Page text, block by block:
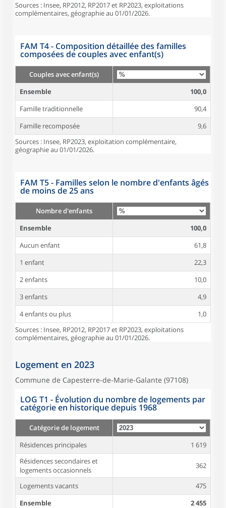
Sources : Insee, RP2012, RP2017 et RP2023, exploitations
complémentaires, géographie au 01/01/2026.
FAM T4 - Composition détaillée des familles
composées de couples avec enfant(s)
Couples avec enfant(s)
Ensemble
100,0
Famille traditionnelle
90,4
Famille recomposée
9,6
Sources : Insee, RP2023, exploitation complémentaire,
géographie au 01/01/2026.
FAM T5 - Familles selon le nombre d'enfants âgés
de moins de 25 ans
Nombre d'enfants
Ensemble
100,0
Aucun enfant
61,8
1 enfant
22,3
2 enfants
10,0
3 enfants
4,9
4 enfants ou plus
1,0
Sources : Insee, RP2012, RP2017 et RP2023, exploitations
complémentaires, géographie au 01/01/2026.
Logement en 2023
Commune de Capesterre-de-Marie-Galante (97108)
LOG T1 - Évolution du nombre de logements par
catégorie en historique depuis 1968
Catégorie de logement
Résidences principales
1 619
Résidences secondaires et
logements occasionnels
362
Logements vacants
475
Ensemble
2 455